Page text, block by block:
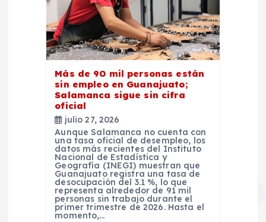
Más de 90 mil personas están
sin empleo en Guanajuato;
Salamanca sigue sin cifra
oficial
julio 27, 2026
Aunque Salamanca no cuenta con
una tasa oficial de desempleo, los
datos más recientes del Instituto
Nacional de Estadística y
Geografía (INEGI) muestran que
Guanajuato registra una tasa de
desocupación del 3.1 %, lo que
representa alrededor de 91 mil
personas sin trabajo durante el
primer trimestre de 2026. Hasta el
momento,…